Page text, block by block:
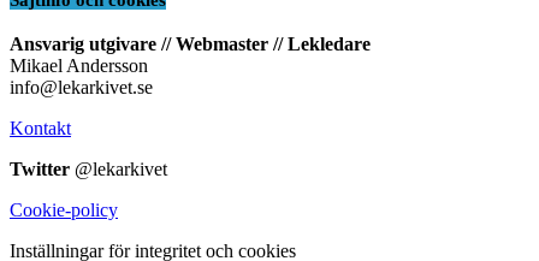
Ansvarig utgivare // Webmaster // Lekledare
Mikael Andersson
info@lekarkivet.se
Kontakt
Twitter @lekarkivet
Cookie-policy
Inställningar för integritet och cookies